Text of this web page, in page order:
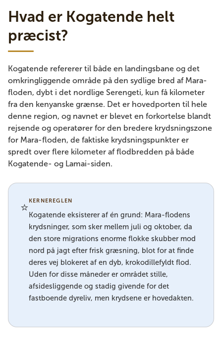
Hvad er Kogatende helt
præcist?
Kogatende refererer til både en landingsbane og det
omkringliggende område på den sydlige bred af Mara-
floden, dybt i det nordlige Serengeti, kun få kilometer
fra den kenyanske grænse. Det er hovedporten til hele
denne region, og navnet er blevet en forkortelse blandt
rejsende og operatører for den bredere krydsningszone
for Mara-floden, de faktiske krydsningspunkter er
spredt over flere kilometer af flodbredden på både
Kogatende- og Lamai-siden.
⭐KERNEREGLEN
Kogatende eksisterer af én grund: Mara-flodens
krydsninger, som sker mellem juli og oktober, da
den store migrations enorme flokke skubber mod
nord på jagt efter frisk græsning, blot for at finde
deres vej blokeret af en dyb, krokodillefyldt flod.
Uden for disse måneder er området stille,
afsidesliggende og stadig givende for det
fastboende dyreliv, men krydsene er hovedakten.